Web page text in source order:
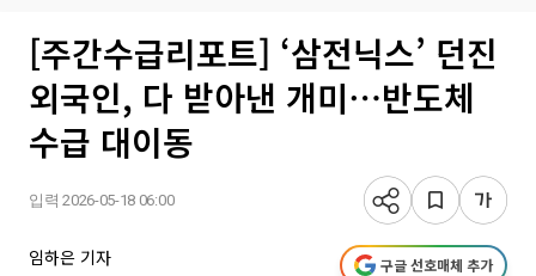
[주간수급리포트] ‘삼전닉스’ 던진
외국인, 다 받아낸 개미⋯반도체
수급 대이동
입력 2026-05-18 06:00
임하은 기자 구글 선호매체 추가